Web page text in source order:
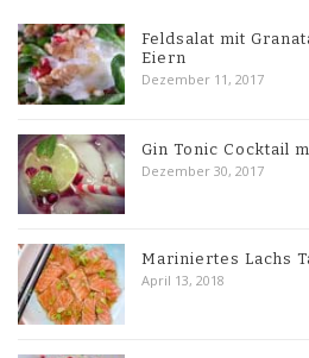
Feldsalat mit
Eiern
Dezember 11, 2017
Gin Tonic Cocktail
Dezember 30, 2017
Mariniertes Lachs
April 13, 2018